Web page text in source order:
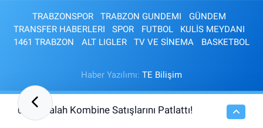
TRABZONSPOR TRABZON GUNDEMI
GÜNDEM
TRANSFER HABERLERI
SPOR FUTBOL
KULİS MEYDANI
1461 TRABZON
ALT LIGLER TV VE SİNEMA BASKETBOL
Haber Yazılımı: TE Bilişim
08:43 Salah Kombine Satışlarını Patlattı!